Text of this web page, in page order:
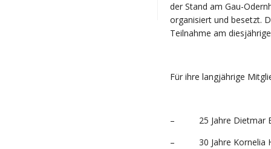
der Stand am Gau-
organisiert und besetzt.
Teilnahme am
Für ihre langjährige
– 25 Jahre Dietmar
– 30 Jahre Kornelia